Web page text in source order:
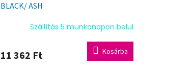
BLACK/ ASH
Szállítás 5 munkanapon belül
11 362 Ft Kosárba